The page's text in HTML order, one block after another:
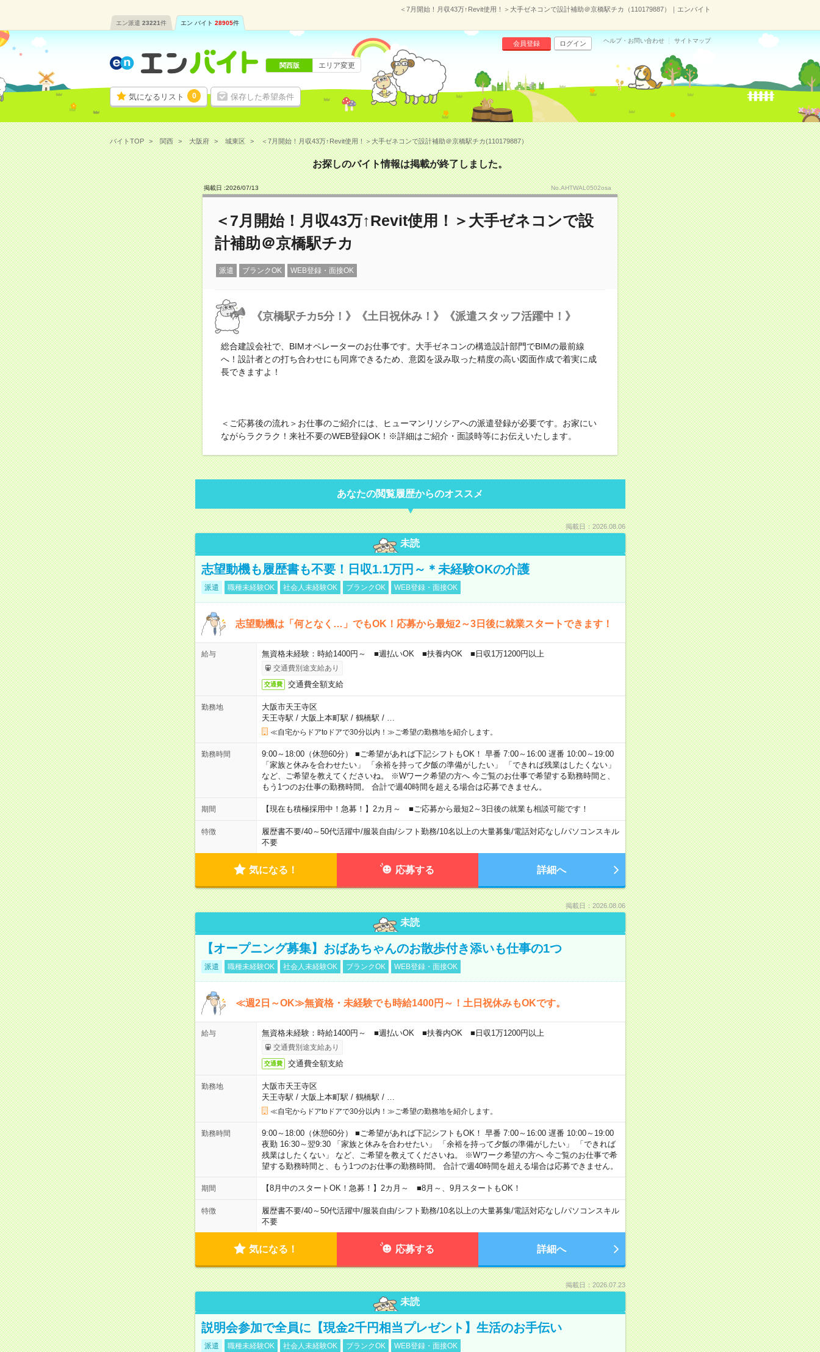
＜7月開始！月収43万↑Revit使用！＞大手ゼネコンで設計補助＠京橋駅チカ（110179887）｜エンバイト
エン派遣 23221件 エン バイト 28905件
気になるリスト 0 保存した希望条件
会員登録 ログイン ヘルプ・お問い合わせ サイトマップ
関西版 エリア変更
バイトTOP 関西 大阪府 城東区 ＜7月開始！月収43万↑Revit使用！＞大手ゼネコンで設計補助＠京橋駅チカ(110179887）
お探しのバイト情報は掲載が終了しました。
掲載日 :2026/07/13 No.AHTWAL0502osa
＜7月開始！月収43万↑Revit使用！＞大手ゼネコンで設
計補助＠京橋駅チカ
派遣 ブランクOK WEB登録・面接OK
《京橋駅チカ5分！》《土日祝休み！》《派遣スタッフ活躍中！》
総合建設会社で、BIMオペレーターのお仕事です。大手ゼネコンの構造設計部門でBIMの最前線
へ！設計者との打ち合わせにも同席できるため、意図を汲み取った精度の高い図面作成で着実に成
長できますよ！
＜ご応募後の流れ＞お仕事のご紹介には、ヒューマンリソシアへの派遣登録が必要です。お家にい
ながらラクラク！来社不要のWEB登録OK！※詳細はご紹介・面談時等にお伝えいたします。
あなたの閲覧履歴からのオススメ
掲載日：2026.08.06
未読
志望動機も履歴書も不要！日収1.1万円～＊未経験OKの介護
派遣 職種未経験OK 社会人未経験OK ブランクOK WEB登録・面接OK
志望動機は「何となく…」でもOK！応募から最短2～3日後に就業スタートできます！
給与 無資格未経験：時給1400円～ ■週払いOK ■扶養内OK ■日収1万1200円以上
交通費別途支給あり
交通費 交通費全額支給
勤務地
大阪市天王寺区
天王寺駅 / 大阪上本町駅 / 鶴橋駅 /
≪自宅からドアtoドアで30分以内！≫ご希望の勤務地を紹介します。
勤務時間
9:00～18:00（休憩60分） ■ご希望があれば下記シフトもOK！ 早番 7:00～16:00 遅番 10:00～19:00
「家族と休みを合わせたい」 「余裕を持って夕飯の準備がしたい」 「できれば残業はしたくない」
など、ご希望を教えてくださいね。 ※Wワーク希望の方へ 今ご覧のお仕事で希望する勤務時間と、
もう1つのお仕事の勤務時間。 合計で週40時間を超える場合は応募できません。
期間 【現在も積極採用中！急募！】2カ月～ ■ご応募から最短2～3日後の就業も相談可能です！
特徴 履歴書不要/40～50代活躍中/服装自由/シフト勤務/10名以上の大量募集/電話対応なし/パソコンスキル
不要
気になる！ 応募する 詳細へ
掲載日：2026.08.06
未読
【オープニング募集】おばあちゃんのお散歩付き添いも仕事の1つ
派遣 職種未経験OK 社会人未経験OK ブランクOK WEB登録・面接OK
≪週2日～OK≫無資格・未経験でも時給1400円～！土日祝休みもOKです。
給与 無資格未経験：時給1400円～ ■週払いOK ■扶養内OK ■日収1万1200円以上
交通費別途支給あり
交通費 交通費全額支給
勤務地
大阪市天王寺区
天王寺駅 / 大阪上本町駅 / 鶴橋駅 /
≪自宅からドアtoドアで30分以内！≫ご希望の勤務地を紹介します。
勤務時間
9:00～18:00（休憩60分） ■ご希望があれば下記シフトもOK！ 早番 7:00～16:00 遅番 10:00～19:00
夜勤 16:30～翌9:30 「家族と休みを合わせたい」 「余裕を持って夕飯の準備がしたい」 「できれば
残業はしたくない」 など、ご希望を教えてくださいね。 ※Wワーク希望の方へ 今ご覧のお仕事で希
望する勤務時間と、もう1つのお仕事の勤務時間。 合計で週40時間を超える場合は応募できません。
期間 【8月中のスタートOK！急募！】2カ月～ ■8月～、9月スタートもOK！
特徴 履歴書不要/40～50代活躍中/服装自由/シフト勤務/10名以上の大量募集/電話対応なし/パソコンスキル
不要
気になる！ 応募する 詳細へ
掲載日：2026.07.23
未読
説明会参加で全員に【現金2千円相当プレゼント】生活のお手伝い
派遣 職種未経験OK 社会人未経験OK ブランクOK WEB登録・面接OK